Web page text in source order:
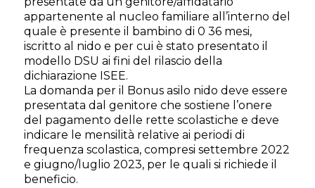
appartenente al nucleo familiare all’interno del
quale è presente il bambino di 0 36 mesi,
iscritto al nido e per cui è stato presentato il
modello DSU ai fini del rilascio della
dichiarazione ISEE.
La domanda per il Bonus asilo nido deve essere
presentata dal genitore che sostiene l’onere
del pagamento delle rette scolastiche e deve
indicare le mensilità relative ai periodi di
frequenza scolastica, compresi settembre 2022
e giugno/luglio 2023, per le quali si richiede il
beneficio.